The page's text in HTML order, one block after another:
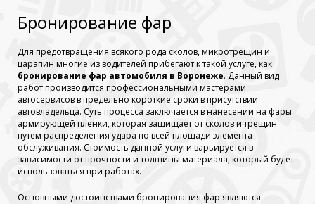
Бронирование фар
Для предотвращения всякого рода сколов, микротрещин и
царапин многие из водителей прибегают к такой услуге, как
бронирование фар автомобиля в Воронеже. Данный вид
работ производится профессиональными мастерами
автосервисов в предельно короткие сроки в присутствии
автовладельца. Суть процесса заключается в нанесении на фары
армирующей пленки, которая защищает от сколов и трещин
путем распределения удара по всей площади элемента
обслуживания. Стоимость данной услуги варьируется в
зависимости от прочности и толщины материала, который будет
использоваться при работах.
Основными достоинствами бронирования фар являются: